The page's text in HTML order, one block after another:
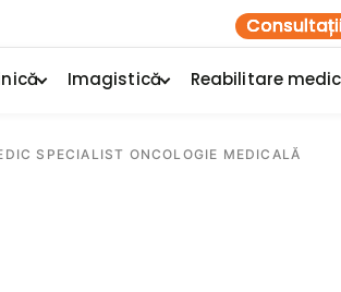
Consultații
Imagistică Reabilitare
SPECIALIST ONCOLOGIE MEDICALĂ